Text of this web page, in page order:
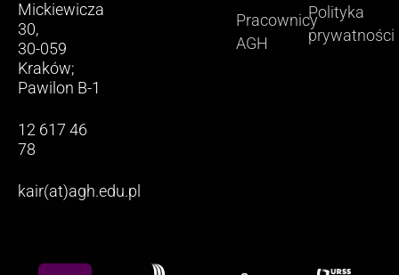
Mickiewicza
30,
30-059
Kraków;
Pawilon B-1
12 617 46
78
kair(at)agh.edu.pl
Pracownicy
AGH
Polityka
prywatności